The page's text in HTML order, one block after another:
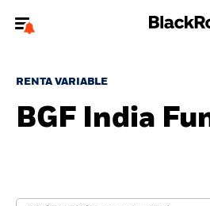
particulares.
relevante, por favor, actualiza tu tipo
Productos
RENTA VARIABLE
BGF India